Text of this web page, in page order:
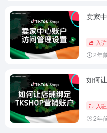
卖家
入
2年
如何
入
2年